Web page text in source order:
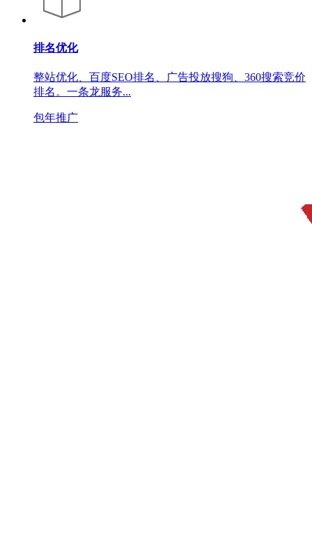
排名优化
整站优化、百度SEO排名、广告投放搜狗、360搜索竞价
排名。一条龙服务...
包年推广